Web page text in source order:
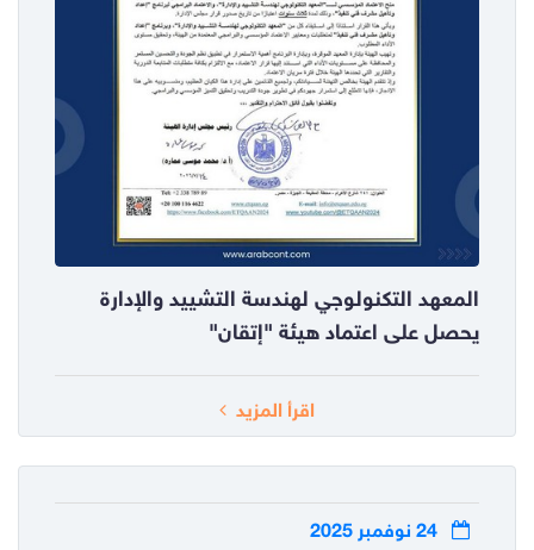
المعهد التكنولوجي لهندسة التشييد والإدارة
يحصل على اعتماد هيئة "إتقان"
اقرأ المزيد